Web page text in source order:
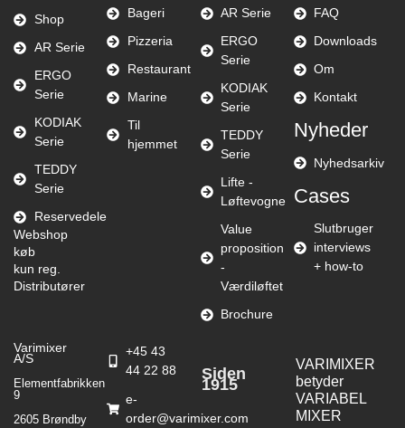
Shop
AR Serie
ERGO
Serie
KODIAK
Serie
TEDDY
Serie
Reservedele
Webshop
køb
kun reg.
Distributører
Bageri
Pizzeria
Restaurant
Marine
Til
hjemmet
AR Serie
ERGO
Serie
KODIAK
Serie
TEDDY
Serie
Lifte -
Løftevogne
Value
proposition
-
Værdiløftet
Brochure
FAQ
Downloads
Om
Kontakt
Nyheder
Nyhedsarkiv
Cases
Slutbruger
interviews
+ how-to
Varimixer
A/S
Elementfabrikken
9
2605 Brøndby
+45 43
44 22 88
e-
order@varimixer.com
Siden
1915
VARIMIXER
betyder
VARIABEL
MIXER